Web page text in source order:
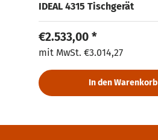
IDEAL 4315 Tischgerät
Normaler Preis
€2.533,00 *
Normaler Preis
mit MwSt. €3.014,27
In den Warenkorb